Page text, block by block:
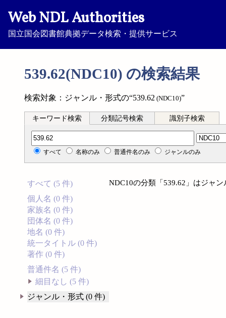
Web NDL Authorities
国立国会図書館典拠データ検索・提供サービス
539.62(NDC10) の検索結果
検索対象：ジャンル・形式の“539.62 (NDC10)”
キーワード検索 分類記号検索 識別子検索
分類記号検索
すべて 名称のみ 普通件名のみ ジャンルのみ
すべて (5 件)
個人名 (0 件)
家族名 (0 件)
団体名 (0 件)
地名 (0 件)
統一タイトル (0 件)
著作 (0 件)
普通件名 (5 件)
細目なし (5 件)
ジャンル・形式 (0 件)
NDC10の分類「539.62」はジャ